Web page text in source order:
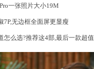
一张照片大小19M
7P,无边框全面屏更显瘦
怎么选?推荐这4部,最后一款超值